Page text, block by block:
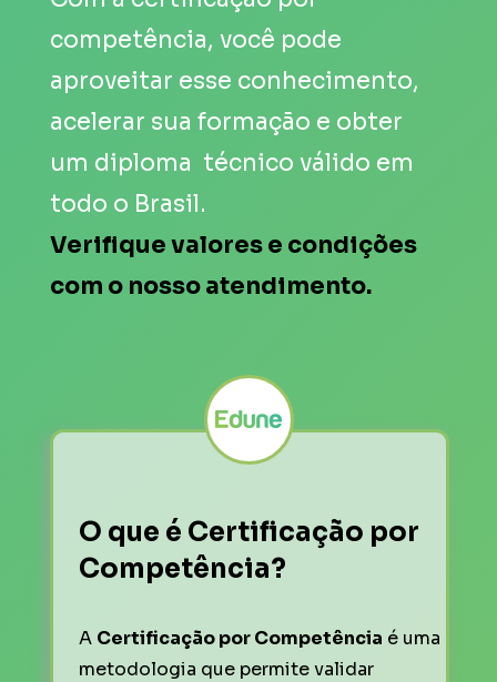
competência, você pode
aproveitar esse conhecimento,
um diploma técnico válido
todo o Brasil.
Verifique valores e condições
com o nosso atendimento.
O que é Certificação por
Competência?
A Certificação por Competência é uma
metodologia que permite validar